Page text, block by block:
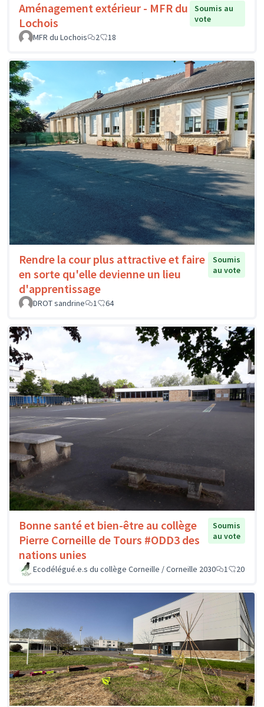
Aménagement extérieur - MFR du
Lochois
Soumis au
vote
MFR du Lochois
2 18
Rendre la cour plus attractive et faire
en sorte qu'elle devienne un lieu
d'apprentissage
Soumis
au vote
DROT sandrine 1 64
Bonne santé et bien-être au collège
Pierre Corneille de Tours #ODD3 des
nations unies
Soumis
au vote
Ecodélégué.e.s du collège Corneille / Corneille 2030 1 20